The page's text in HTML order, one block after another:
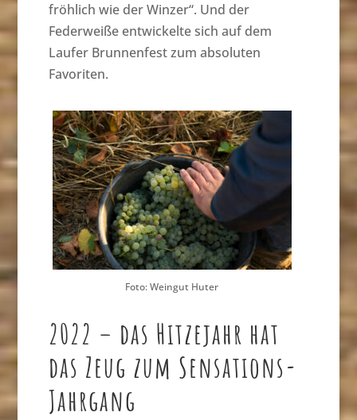
fröhlich wie der Winzer“. Und der
Federweiße entwickelte sich auf dem
Laufer Brunnenfest zum absoluten
Favoriten.
Foto: Weingut Huter
2022 – das Hitzejahr hat
das Zeug zum Sensations-
Jahrgang